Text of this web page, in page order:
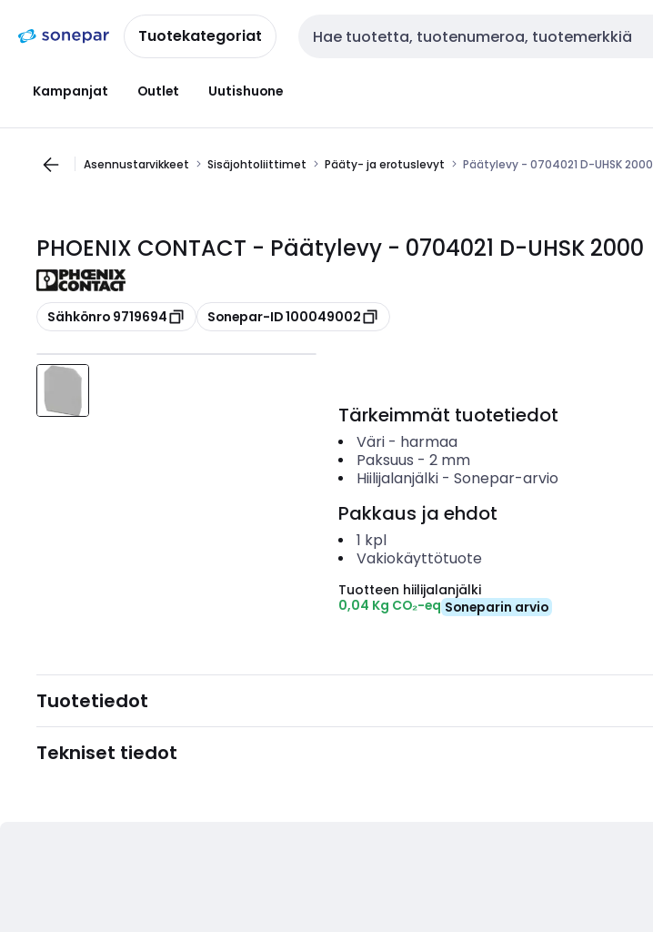
navigointiinsisältöönTuotekategoriat Haku
Kampanjat Outlet Uutishuone
Asennustarvikkeet Sisäjohtoliittimet Pääty- ja erotuslevyt Päätylevy - 0704021 D-UHSK 2000
PHOENIX CONTACT - Päätylevy - 0704021 D-UHSK 2000
Kopioi
Sähkönro 9719694 Kopioi
Sonepar-ID 100049002
Tärkeimmät tuotetiedot
Väri- harmaa
Paksuus - 2 mm
Hiilijalanjälki- Sonepar-arvio
Pakkaus ja ehdot
1 kpl
Vakiokäyttötuote
Tuotteen hiilijalanjälki
0,04 Kg CO₂-eq Soneparin arvio
Tuotetiedot
Tekniset tiedot